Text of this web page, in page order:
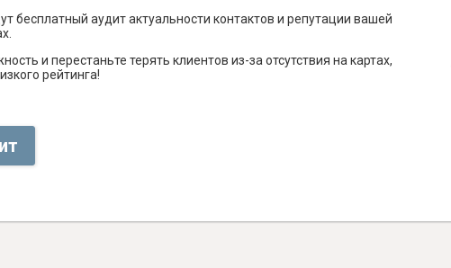
бесплатный аудит актуальности контактов и репутации вашей
и перестаньте терять клиентов из-за отсутствия на картах,
рейтинга!